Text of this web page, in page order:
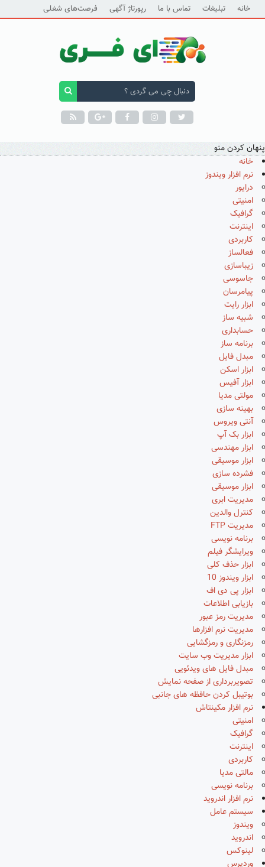
خانه تبلیغات تماس با ما رپورتاژ آگهی فرصت‌های شغلی
پنهان کردن منو
خانه
نرم افزار ویندوز
درایور
امنیتی
گرافیک
اینترنت
کاربردی
فعالساز
زیباسازی
جاسوسی
پیامرسان
ابزار رایت
شبیه ساز
حسابداری
برنامه ساز
مبدل فایل
ابزار اسکن
ابزار آفیس
مولتی مدیا
بهینه سازی
آنتی ویروس
ابزار بک آپ
ابزار مهندسی
ابزار موسیقی
فشرده سازی
ابزار موسیقی
مدیریت ابری
کنترل والدین
مدیریت FTP
برنامه نویسی
ویرایشگر فیلم
ابزار حذف کلی
ابزار ویندوز 10
ابزار پی دی اف
بازیابی اطلاعات
مدیریت رمز عبور
مدیریت نرم افزارها
رمزنگاری و رمزگشایی
ابزار مدیریت وب سایت
مبدل فایل های ویدئویی
تصویربرداری از صفحه نمایش
بوتیبل کردن حافظه های جانبی
نرم افزار مکینتاش
امنیتی
گرافیک
اینترنت
کاربردی
مالتی مدیا
برنامه نویسی
نرم افزار اندروید
سیستم عامل
ویندوز
اندروید
لینوکس
وردپرس